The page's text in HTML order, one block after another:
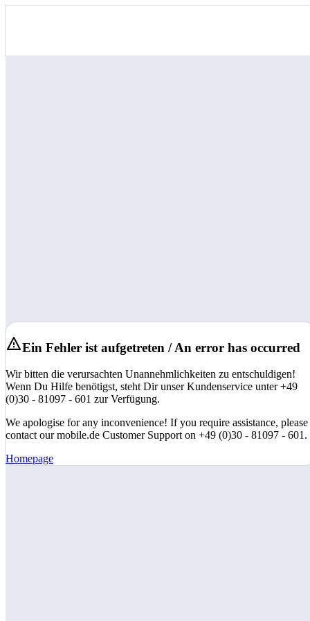
Ein Fehler ist aufgetreten / An error has occurred
Wir bitten die verursachten Unannehmlichkeiten zu entschuldigen!
Wenn Du Hilfe benötigst, steht Dir unser Kundenservice unter +49
(0)30 - 81097 - 601 zur Verfügung.
We apologise for any inconvenience! If you require assistance, please
contact our mobile.de Customer Support on +49 (0)30 - 81097 - 601.
Homepage